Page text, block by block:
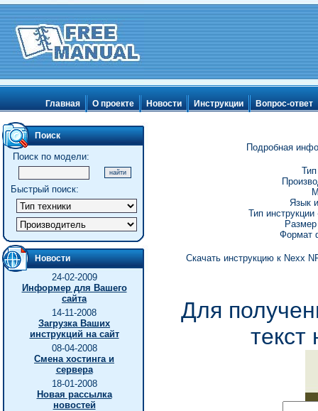
Главная О проекте Новости Инструкции Вопрос-ответ
Поиск
Поиск по модели:
Быстрый поиск:
Новости
24-02-2009
Информер для Вашего
сайта
14-11-2008
Загрузка Ваших
инструкций на сайт
08-04-2008
Смена хостинга и
сервера
18-01-2008
Новая рассылка
новостей
Подробная
Язык
Тип
Формат
Скачать инструкцию к Nexx
Для
текст